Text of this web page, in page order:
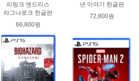
리링크 엔드리스
라그나로크 한글판
66,800원
년 이야기 한글판
72,800원